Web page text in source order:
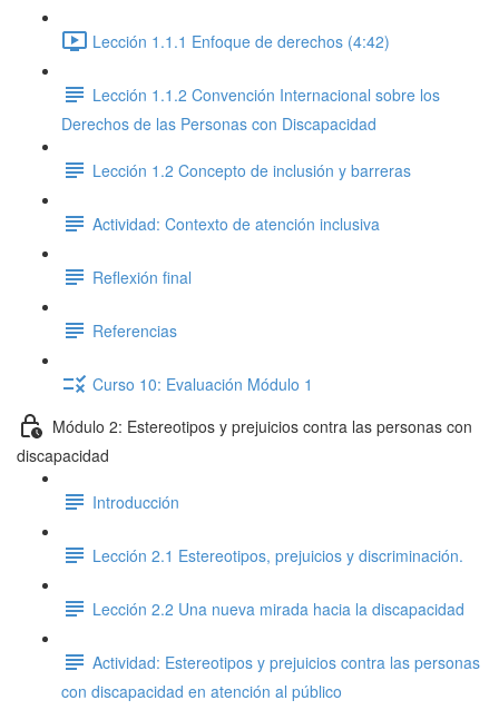
Lección 1.1.1 Enfoque de derechos (4:42)
Lección 1.1.2 Convención Internacional sobre los
Derechos de las Personas con Discapacidad
Lección 1.2 Concepto de inclusión y barreras
Actividad: Contexto de atención inclusiva
Reflexión final
Referencias
Curso 10: Evaluación Módulo 1
Módulo 2: Estereotipos y prejuicios contra las personas con
discapacidad
Introducción
Lección 2.1 Estereotipos, prejuicios y discriminación.
Lección 2.2 Una nueva mirada hacia la discapacidad
Actividad: Estereotipos y prejuicios contra las personas
con discapacidad en atención al público